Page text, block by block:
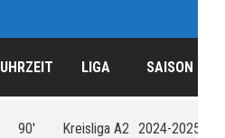
UHRZEIT LIGA SAISON
90' Kreisliga A2 2024-2025